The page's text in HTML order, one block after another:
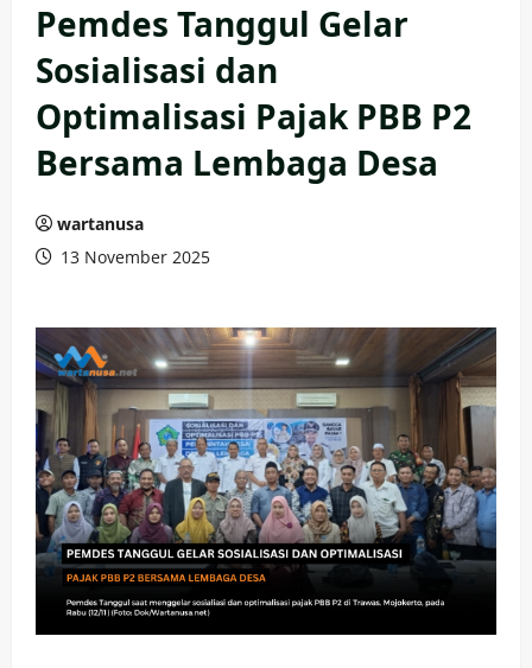
Pemdes Tanggul Gelar
Sosialisasi dan
Optimalisasi Pajak PBB P2
Bersama Lembaga Desa
wartanusa
13 November 2025